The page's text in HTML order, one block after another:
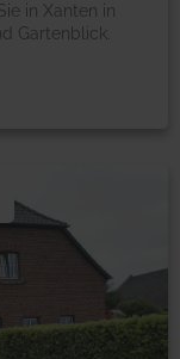
in Xanten in
Gartenblick.